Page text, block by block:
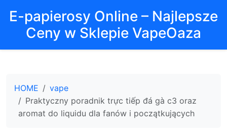
E-papierosy Online – Najlepsze
Ceny w Sklepie VapeOaza
HOME
vape
Praktyczny poradnik trực tiếp đá gà c3 oraz
aromat do liquidu dla fanów i początkujących